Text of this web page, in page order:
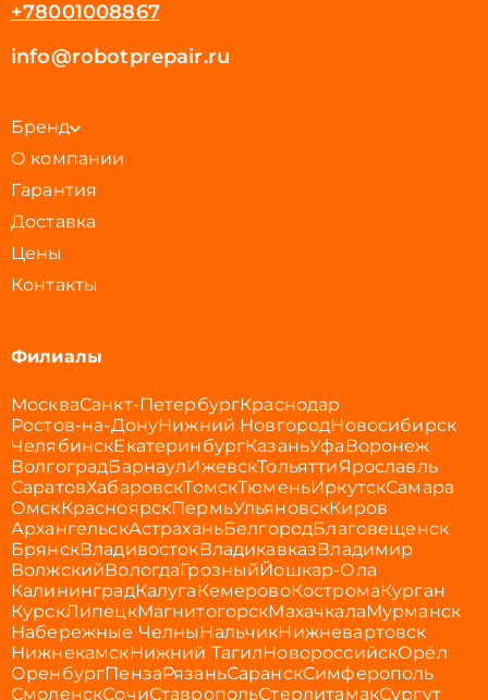
+78001008867
info@robotprepair.ru
Бренд
О компании
Гарантия
Доставка
Цены
Контакты
Филиалы
МоскваСанкт-ПетербургКраснодар
Ростов-на-ДонуНижний НовгородНовосибирск
ЧелябинскЕкатеринбургКазаньУфаВоронеж
ВолгоградБарнаулИжевскТольяттиЯрославль
СаратовХабаровскТомскТюменьИркутскСамара
ОмскКрасноярскПермьУльяновскКиров
АрхангельскАстраханьБелгородБлаговещенск
БрянскВладивостокВладикавказВладимир
ВолжскийВологдаГрозныйЙошкар-Ола
КалининградКалугаКемеровоКостромаКурган
КурскЛипецкМагнитогорскМахачкалаМурманск
Набережные ЧелныНальчикНижневартовск
НижнекамскНижний ТагилНовороссийскОрёл
ОренбургПензаРязаньСаранскСимферополь
СмоленскСочиСтавропольСтерлитамакСургут